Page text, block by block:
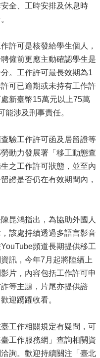
全、工時安排及休息時
可是核發給學生個人，
僱前更應主動確認學生是
。工作許可最長效期為1
可已逾期或未持有工作許
新臺幣15萬元以上75萬
能涉及刑事責任。
驗工作許可函及居留證等
動力發展署「移工動態查
之工作許可狀態，並至內
證是否仍在有效期間內，
鴻指出，為協助外國人
該處持續透過多語言影音
頻道長期提供移工
訊，今年7月起將陸續上
片，內容包括工作許可申
等主題，片尾亦提供諮
迎踴躍收看。
工作相關規定有疑問，可
工作服務網」查詢相關資
詢。歡迎持續關注「臺北